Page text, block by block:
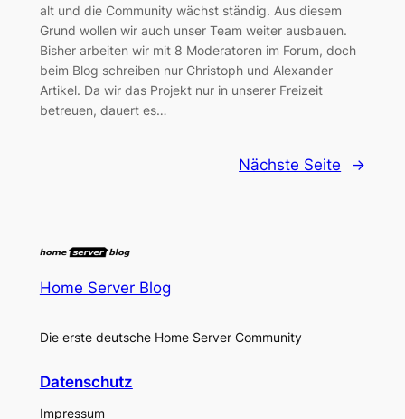
alt und die Community wächst ständig. Aus diesem
Grund wollen wir auch unser Team weiter ausbauen.
Bisher arbeiten wir mit 8 Moderatoren im Forum, doch
beim Blog schreiben nur Christoph und Alexander
Artikel. Da wir das Projekt nur in unserer Freizeit
betreuen, dauert es…
Nächste Seite →
Home Server Blog
Die erste deutsche Home Server Community
Datenschutz
Impressum